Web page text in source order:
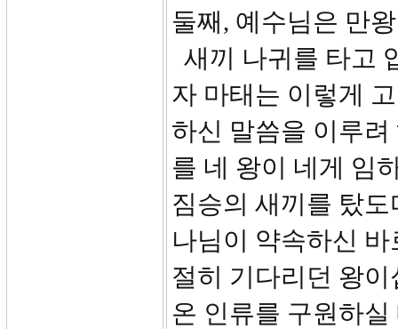
둘째, 예수님은 만
새끼 나귀를 타고
자 마태는 이렇게
하신 말씀을 이루
를 네 왕이 네게 임
짐승의 새끼를 탔
나님이 약속하신
절히 기다리던 왕
온 인류를 구원하